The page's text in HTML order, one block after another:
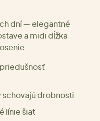
dní — elegantné
a midi dĺžka
drobnosti
línie šiat